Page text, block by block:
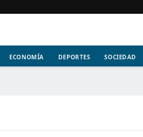
ECONOMÍA DEPORTES SOCIEDAD